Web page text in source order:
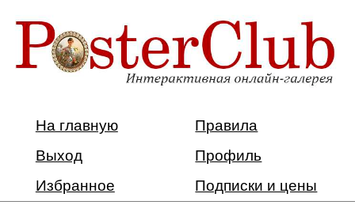
На главную
Правила
Выход
Профиль
Избранное
Подписки и цены